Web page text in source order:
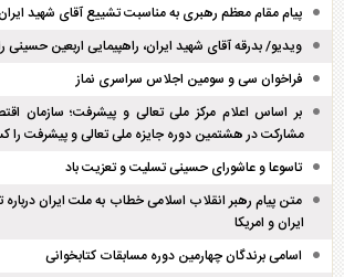
پیام مقام معظم رهبری به مناسبت تشییع آقای شهید
ویدیو/ بدرقه آقای شهید ایران، راهپیمایی اربعین حسینی
فراخوان سی و سومین اجلاس سراسری نماز
بر اساس اعلام مرکز ملی تعالی و پیشرفت؛ سازمان
مشارکت در هشتمین دوره جایزه ملی تعالی و پیشرفت را
تاسوعا و عاشورای حسینی تسلیت و تعزیت باد
متن پیام رهبر انقلاب اسلامی خطاب به ملت ایران
ایران و امریکا
اسامی برندگان چهارمین دوره مسابقات کتابخوانی